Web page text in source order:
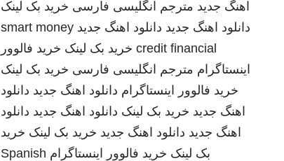
اهنگ جدید مترجم انگلیسی فارسی خرید بک لینک
دانلود اهنگ جدید دانلود اهنگ جدید smart money
credit financial خرید بک لینک خرید فالوور
اینستاگرام مترجم انگلیسی فارسی خرید بک لینک
خرید فالوور اینستاگرام دانلود اهنگ جدید دانلود
اهنگ جدید خرید بک لینک دانلود اهنگ جدید دانلود
اهنگ جدید دانلود اهنگ جدید خرید بک لینک خرید
بک لینک خرید فالوور اینستاگرام Spanish